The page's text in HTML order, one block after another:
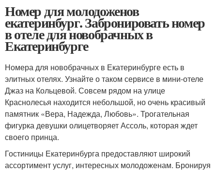
Номер для молодоженов
екатеринбург. Забронировать номер
в отеле для новобрачных в
Екатеринбурге
Номера для новобрачных в Екатеринбурге есть в
элитных отелях. Узнайте о таком сервисе в мини-отеле
Джаз на Кольцевой. Совсем рядом на улице
Краснолесья находится небольшой, но очень красивый
памятник «Вера, Надежда, Любовь». Трогательная
фигурка девушки олицетворяет Ассоль, которая ждет
своего принца.
Гостиницы Екатеринбурга предоставляют широкий
ассортимент услуг, интересных молодоженам. Бронируя